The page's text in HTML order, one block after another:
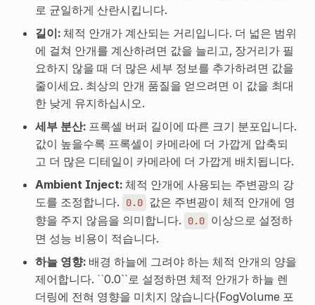
로 균일하게 산란시킵니다.
길이:체적 안개가 계산되는 거리입니다. 더 넓은 범위
에 걸쳐 안개를 계산하려면 값을 늘리고, 장거리가 필
요하지 않을 때 더 많은 세부 정보를 추가하려면 값을
줄이세요. 최상의 안개 품질을 얻으려면 이 값을 최대
한 낮게 유지하십시오.
세부 분산:프록셀 버퍼 길이에 따른 크기 분포입니다.
값이 높을수록 프록셀이 카메라에 더 가깝게 압축되
고 더 많은 디테일이 카메라에 더 가깝게 배치됩니다.
Ambient Inject:체적 안개에 사용되는 주변광의 강
도를 조정합니다.
0.0 값은 주변광이 체적 안개에 영
향을 주지 않음을 의미합니다.
0.0 이상으로 설정하
면 성능 비용이 적습니다.
하늘 영향:배경 하늘에 그려야 하는 체적 안개의 양을
제어합니다. ``0.0``로 설정하면 체적 안개가 하늘 렌
더링에 전혀 영향을 미치지 않습니다(FogVolume 포